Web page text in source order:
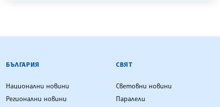
БЪЛГАРСКА ТЕЛЕГРАФНА АГЕНЦИЯ
БЪЛГАРИЯ
Национални новини
Регионални новини
СВЯТ
Световни новини
Паралели